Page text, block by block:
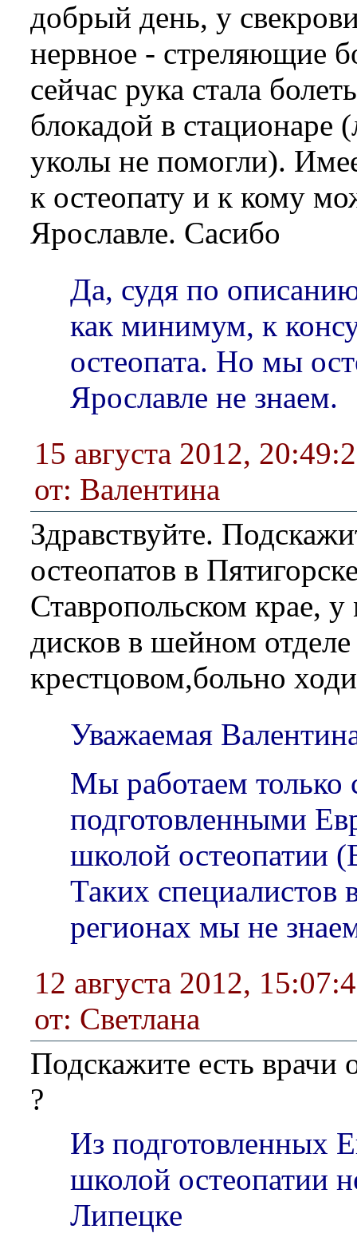
добрый день, у
нервное - стреляющие
сейчас рука стала
блокадой в стационаре
уколы не помогли).
к остеопату и к кому
Ярославле. Сасибо
Да, судя по
как минимум, к
остеопата. Но мы
Ярославле не знаем.
15 августа 2012,
от: Валентина
Здравствуйте.
остеопатов в
Ставропольском крае,
дисков в шейном
крестцовом,больно
Уважаемая
Мы работаем только
подготовленными
школой остеопатии
Таких специалистов
регионах мы не
12 августа 2012,
от: Светлана
Подскажите есть врачи
?
Из подготовленных
школой остеопатии
Липецке